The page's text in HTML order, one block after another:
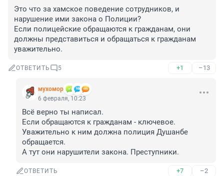
Это что за хамское поведение сотрудников, и
нарушение ими закона о Полиции?
Если полицейские обращаются к гражданам, они
должны представиться и обращаться к гражданам
уважительно.
ОТВЕТИТЬ 5 +1 –13
мухомор
6 февраля, 10:23
Всё верно ты написал.
Если обращаются к гражданам - ключевое.
Уважительно к ним должна полиция Душанбе
обращается.
А тут они нарушители закона. Преступники.
ОТВЕТИТЬ +7 –2